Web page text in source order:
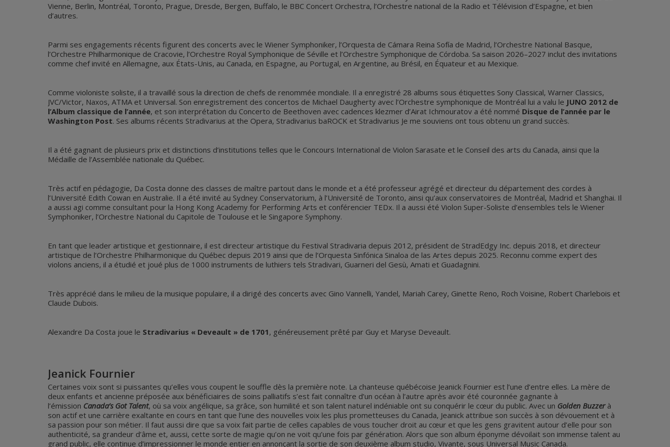
Vienne, Berlin, Montréal, Toronto, Prague, Dresde, Bergen, Buffalo, le BBC Concert Orchestra, l’Orchestre national de la Radio et Télévision d’Espagne, et bien
d’autres.
Parmi ses engagements récents figurent des concerts avec le Wiener Symphoniker, l’Orquesta de Cámara Reina Sofía de Madrid, l’Orchestre National Basque,
l’Orchestre Philharmonique de Cracovie, l’Orchestre Royal Symphonique de Séville et l’Orchestre Symphonique de Córdoba. Sa saison 2026–2027 inclut des invitations
comme chef invité en Allemagne, aux États-Unis, au Canada, en Espagne, au Portugal, en Argentine, au Brésil, en Équateur et au Mexique.
Comme violoniste soliste, il a travaillé sous la direction de chefs de renommée mondiale. Il a enregistré 28 albums sous étiquettes Sony Classical, Warner Classics,
JVC/Victor, Naxos, ATMA et Universal. Son enregistrement des concertos de Michael Daugherty avec l’Orchestre symphonique de Montréal lui a valu le JUNO 2012 de
l’Album classique de l’année, et son interprétation du Concerto de Beethoven avec cadences klezmer d’Airat Ichmouratov a été nommé Disque de l’année par le
Washington Post. Ses albums récents Stradivarius at the Opera, Stradivarius baROCK et Stradivarius Je me souviens ont tous obtenu un grand succès.
Il a été gagnant de plusieurs prix et distinctions d’institutions telles que le Concours International de Violon Sarasate et le Conseil des arts du Canada, ainsi que la
Médaille de l’Assemblée nationale du Québec.
Très actif en pédagogie, Da Costa donne des classes de maître partout dans le monde et a été professeur agrégé et directeur du département des cordes à
l’Université Edith Cowan en Australie. Il a été invité au Sydney Conservatorium, à l’Université de Toronto, ainsi qu’aux conservatoires de Montréal, Madrid et Shanghai. Il
a aussi agi comme consultant pour la Hong Kong Academy for Performing Arts et conférencier TEDx. Il a aussi été Violon Super-Soliste d’ensembles tels le Wiener
Symphoniker, l’Orchestre National du Capitole de Toulouse et le Singapore Symphony.
En tant que leader artistique et gestionnaire, il est directeur artistique du Festival Stradivaria depuis 2012, président de StradEdgy Inc. depuis 2018, et directeur
artistique de l’Orchestre Philharmonique du Québec depuis 2019 ainsi que de l’Orquesta Sinfónica Sinaloa de las Artes depuis 2025. Reconnu comme expert des
violons anciens, il a étudié et joué plus de 1000 instruments de luthiers tels Stradivari, Guarneri del Gesù, Amati et Guadagnini.
Très apprécié dans le milieu de la musique populaire, il a dirigé des concerts avec Gino Vannelli, Yandel, Mariah Carey, Ginette Reno, Roch Voisine, Robert Charlebois et
Claude Dubois.
Alexandre Da Costa joue le Stradivarius « Deveault » de 1701, généreusement prêté par Guy et Maryse Deveault.
Jeanick Fournier
Certaines voix sont si puissantes qu’elles vous coupent le souffle dès la première note. La chanteuse québécoise Jeanick Fournier est l’une d’entre elles. La mère de
deux enfants et ancienne préposée aux bénéficiaires de soins palliatifs s’est fait connaître d’un océan à l’autre après avoir été couronnée gagnante à
l’émission Canada’s Got Talent, où sa voix angélique, sa grâce, son humilité et son talent naturel indéniable ont su conquérir le cœur du public. Avec un Golden Buzzerà
son actif et une carrière exaltante en cours en tant que l’une des nouvelles voix les plus prometteuses du Canada, Jeanick attribue son succès à son dévouement et à
sa passion pour son métier. Il faut aussi dire que sa voix fait partie de celles capables de vous toucher droit au cœur et que les gens gravitent autour d’elle pour son
authenticité, sa grandeur d’âme et, aussi, cette sorte de magie qu’on ne voit qu’une fois par génération. Alors que son album éponyme dévoilait son immense talent au
grand public, elle continue d’impressionner le monde entier en annonçant la sortie de son deuxième album studio, Vivante, sous Universal Music Canada.